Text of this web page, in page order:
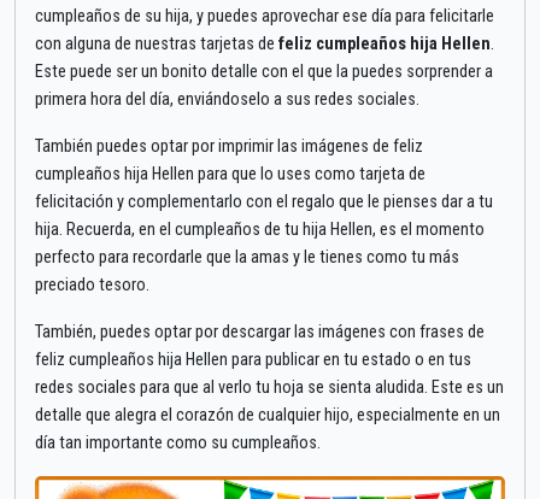
cumpleaños de su hija, y puedes aprovechar ese día para felicitarle
con alguna de nuestras tarjetas de feliz cumpleaños hija Hellen.
Este puede ser un bonito detalle con el que la puedes sorprender a
primera hora del día, enviándoselo a sus redes sociales.
También puedes optar por imprimir las imágenes de feliz
cumpleaños hija Hellen para que lo uses como tarjeta de
felicitación y complementarlo con el regalo que le pienses dar a tu
hija. Recuerda, en el cumpleaños de tu hija Hellen, es el momento
perfecto para recordarle que la amas y le tienes como tu más
preciado tesoro.
También, puedes optar por descargar las imágenes con frases de
feliz cumpleaños hija Hellen para publicar en tu estado o en tus
redes sociales para que al verlo tu hoja se sienta aludida. Este es un
detalle que alegra el corazón de cualquier hijo, especialmente en un
día tan importante como su cumpleaños.